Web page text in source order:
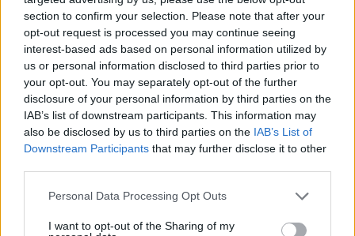
section to confirm your selection. Please note that after your
opt-out request is processed you may continue seeing
interest-based ads based on personal information utilized by
us or personal information disclosed to third parties prior to
your opt-out. You may separately opt-out of the further
disclosure of your personal information by third parties on the
IAB’s list of downstream participants. This information may
also be disclosed by us to third parties on the IAB’s List of
Downstream Participants that may further disclose it to other
Please note that this website/app uses one or more Google
not limited to your visit or usage behaviour. You may click to
Personal Data Processing Opt Outs
I want to opt-out of the Sharing of my
Retro – Amikor Senna az élről pördült ki